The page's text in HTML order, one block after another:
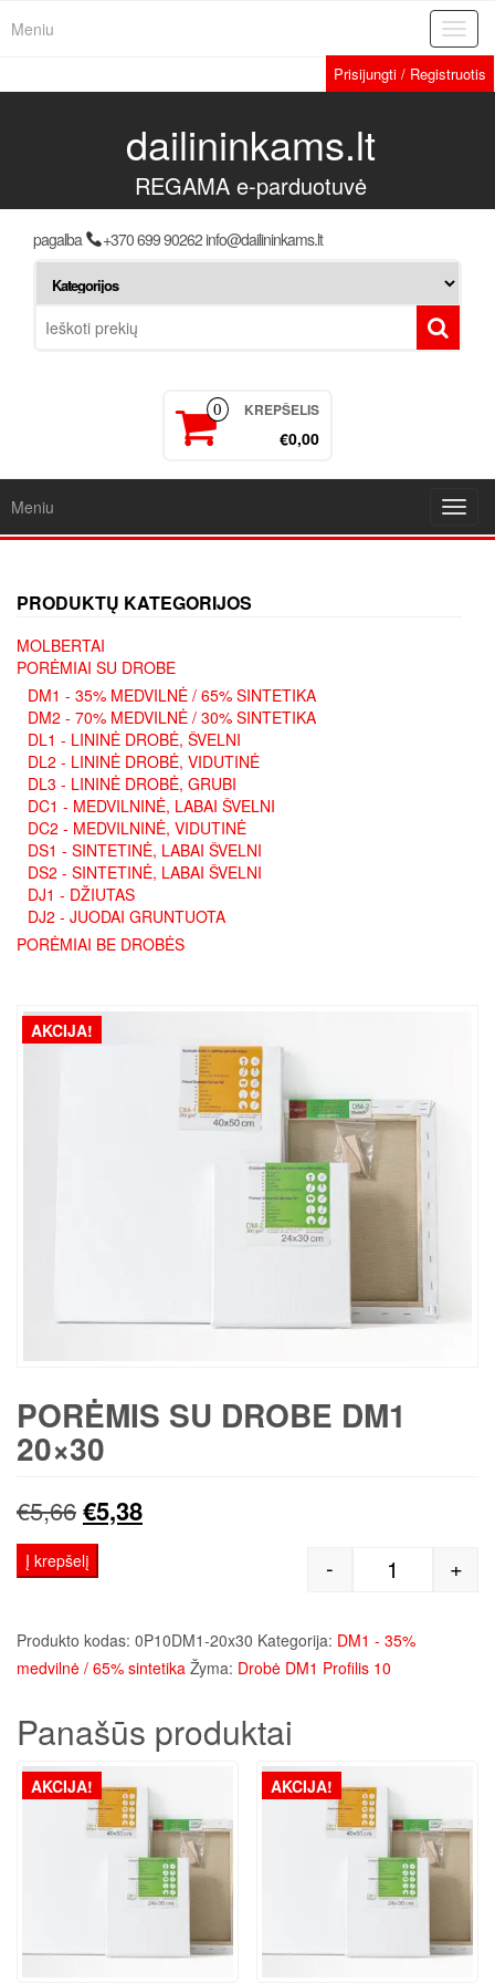
Meniu
Prisijungti / Registruotis
dailininkams.lt
REGAMA e-parduotuvė
pagalba +370 699 90262 info@dailininkams.lt
0 KREPŠELIS
€0,00
Meniu
PRODUKTŲ KATEGORIJOS
MOLBERTAI
PORĖMIAI SU DROBE
DM1 - 35% MEDVILNĖ / 65% SINTETIKA
DM2 - 70% MEDVILNĖ / 30% SINTETIKA
DL1 - LININĖ DROBĖ, ŠVELNI
DL2 - LININĖ DROBĖ, VIDUTINĖ
DL3 - LININĖ DROBĖ, GRUBI
DC1 - MEDVILNINĖ, LABAI ŠVELNI
DC2 - MEDVILNINĖ, VIDUTINĖ
DS1 - SINTETINĖ, LABAI ŠVELNI
DS2 - SINTETINĖ, LABAI ŠVELNI
DJ1 - DŽIUTAS
DJ2 - JUODAI GRUNTUOTA
PORĖMIAI BE DROBĖS
AKCIJA!
PORĖMIS SU DROBE DM1
20×30
€5,66Original
price
€5,66.
€5,38Current
€5,38.
produkto
- +
Į krepšelį
Produkto kodas: 0P10DM1-20x30 Kategorija: DM1 - 35%
medvilnė / 65% sintetika Žyma: Drobė DM1 Profilis 10
Panašūs produktai
AKCIJA! AKCIJA!